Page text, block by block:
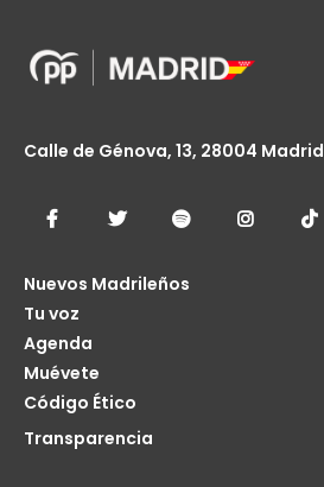
Calle de Génova, 13, 28004 Madrid
Nuevos Madrileños
Tu voz
Agenda
Muévete
Código Ético
Transparencia